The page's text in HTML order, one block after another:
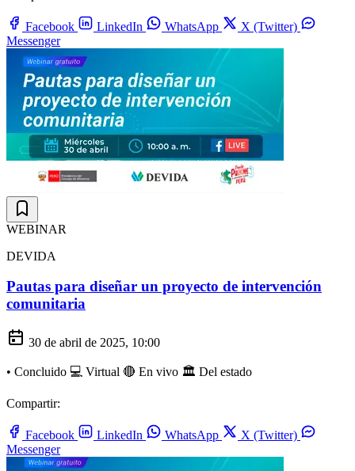
Facebook LinkedIn WhatsApp
X (Twitter)
Messenger
WEBINAR
DEVIDA
Pautas para diseñar un proyecto de intervención
comunitaria
30 de abril de 2025, 10:00
• Concluido 💻 Virtual 🔴 En vivo 🏛️ Del estado
Compartir:
Facebook LinkedIn WhatsApp
X (Twitter)
Messenger